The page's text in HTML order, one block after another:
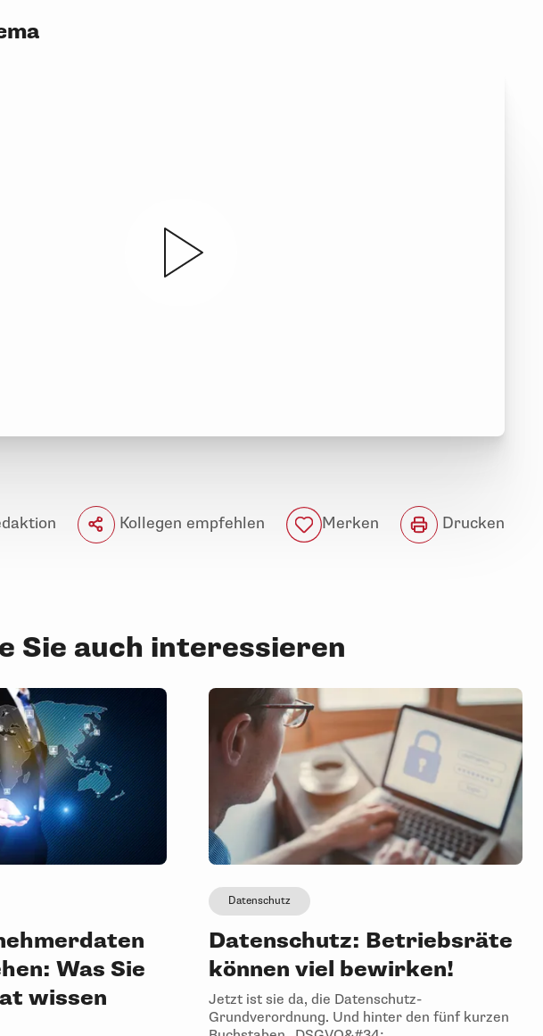
Kollegen empfehlen Merken Drucken
Sie auch interessieren
Was Sie
wissen
Datenschutz
Datenschutz: Betriebsräte
können viel bewirken!
Jetzt ist sie da, die Datenschutz-
Grundverordnung. Und hinter den fünf kurzen